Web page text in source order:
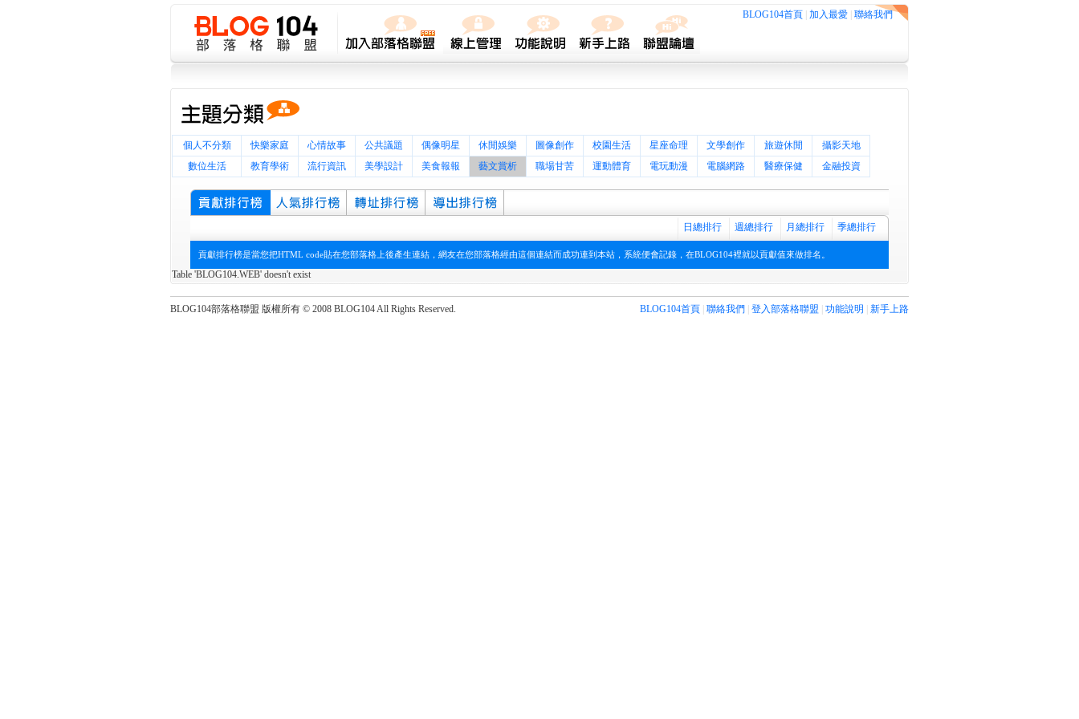
BLOG104首頁 加入最愛 聯絡我們
個人不分類 快樂家庭 心情故事 公共議題 偶像明星 休閒娛樂 圖像創作 校園生活 星座命理 文學創作 旅遊休閒
攝影天地
數位生活
教育學術 流行資訊 美學設計 美食報報 藝文賞析 職場甘苦 運動體育 電玩動漫 電腦網路 醫療保健 金融投資
日總排行 週總排行 月總排行 季總排行
貢獻排行榜是當您把HTML code貼在您部落格上後產生連結，網友在您部落格經由這個連結而成功連到本站，系統便會記錄，在BLOG104裡就以貢獻值來做排名。
Table 'BLOG104.WEB' doesn't exist
BLOG104部落格聯盟 版權所有 © 2008 BLOG104 All Rights Reserved. BLOG104首頁 聯絡我們 登入部落格聯盟 功能說明 新手上路